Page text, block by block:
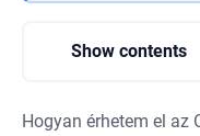
Show contents
Hogyan érhetem el az